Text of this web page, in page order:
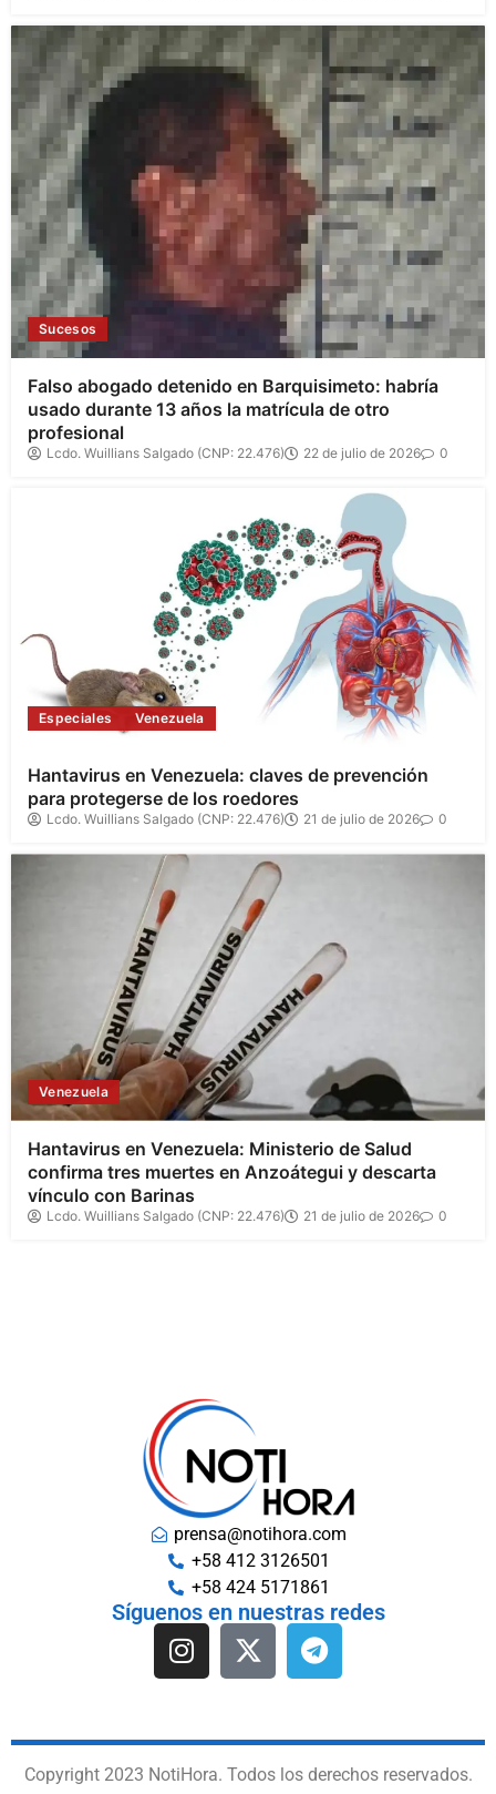
Sucesos
Falso abogado detenido en Barquisimeto: habría
usado durante 13 años la matrícula de otro
profesional
Lcdo. Wuillians Salgado (CNP: 22.476) 22 de julio de 2026 0
Especiales Venezuela
Hantavirus en Venezuela: claves de prevención
para protegerse de los roedores
Lcdo. Wuillians Salgado (CNP: 22.476) 21 de julio de 2026 0
Venezuela
Hantavirus en Venezuela: Ministerio de Salud
confirma tres muertes en Anzoátegui y descarta
vínculo con Barinas
Lcdo. Wuillians Salgado (CNP: 22.476) 21 de julio de 2026 0
prensa@notihora.com
+58 412 3126501
+58 424 5171861
Síguenos en nuestras redes
Copyright 2023 NotiHora. Todos los derechos reservados.